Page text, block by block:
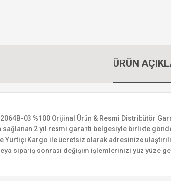
ÜRÜN
03 %100 Orijinal Ürün & Resmi Distribütör
2 yıl resmi garanti belgesiyle birlikte
Kargo ile ücretsiz olarak adresinize
sipariş sonrası değişim işlemlerinizi yüz yüze